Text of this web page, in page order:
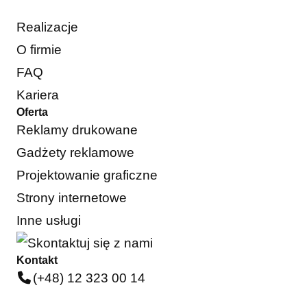
Realizacje
O firmie
FAQ
Kariera
Oferta
Reklamy drukowane
Gadżety reklamowe
Projektowanie graficzne
Strony internetowe
Inne usługi
Kontakt
(+48) 12 323 00 14